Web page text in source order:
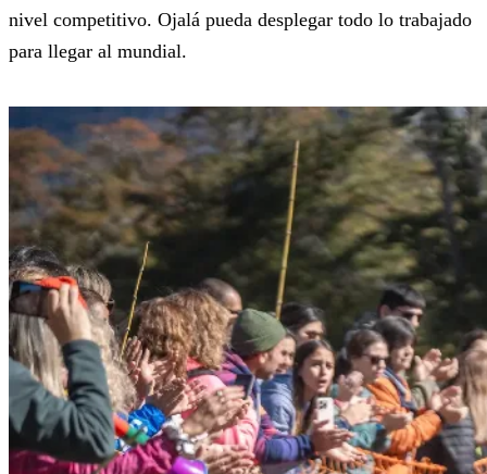
nivel competitivo. Ojalá pueda desplegar todo lo trabajado
para llegar al mundial.